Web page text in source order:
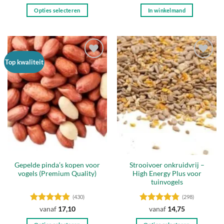
4.88uit 5
Opties selecteren
heeft
meerdere
variaties.
Deze
optie
kan
gekozen
worden
op
de
productpagina
4.79uit 5
In winkelmand
Top kwaliteit
Toevoegen
aan
verlanglijst
Gepelde pinda’s kopen voor
vogels (Premium Quality)
Gewaardeerd
4.89uit 5
(430)
vanaf 17,10
Toevoegen
aan
verlanglijst
Strooivoer onkruidvrij –
High Energy Plus voor
tuinvogels
Gewaardeerd
4.77uit 5
(298)
vanaf 14,75